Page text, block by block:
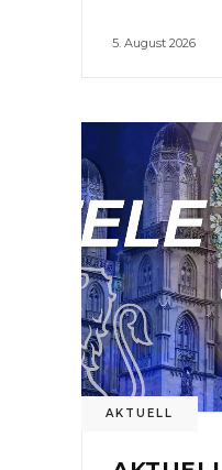
5. August 2026
AKTUELL